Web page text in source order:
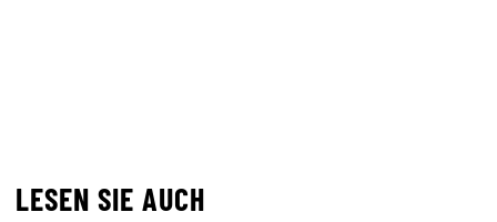
LESEN SIE AUCH